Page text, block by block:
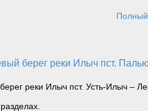
Полный
реки Илыч пст. Усть-Илыч –